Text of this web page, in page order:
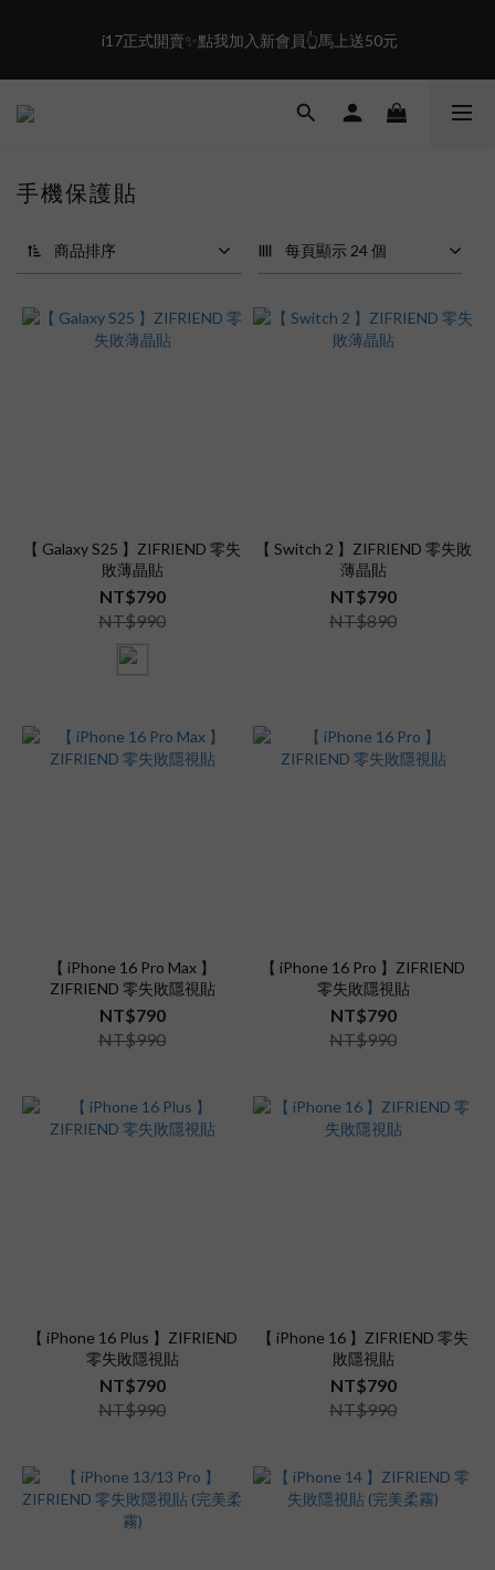
盛夏限定☀️週週抽LINE POINT｜滿1000即享免運
1
3
i17正式開賣✨點我加入新會員👆馬上送50元
盛夏限定☀️週週抽LINE POINT｜滿1000即享免運
手機保護貼
商品排序 每頁顯示 24 個
【 Galaxy S25 】ZIFRIEND 零失
敗薄晶貼
NT$790
NT$990
【 Switch 2 】ZIFRIEND 零失敗
薄晶貼
NT$790
NT$890
【 iPhone 16 Pro Max 】
ZIFRIEND 零失敗隱視貼
NT$790
NT$990
【 iPhone 16 Pro 】ZIFRIEND
零失敗隱視貼
NT$790
NT$990
【 iPhone 16 Plus 】ZIFRIEND
零失敗隱視貼
NT$790
NT$990
【 iPhone 16 】ZIFRIEND 零失
敗隱視貼
NT$790
NT$990